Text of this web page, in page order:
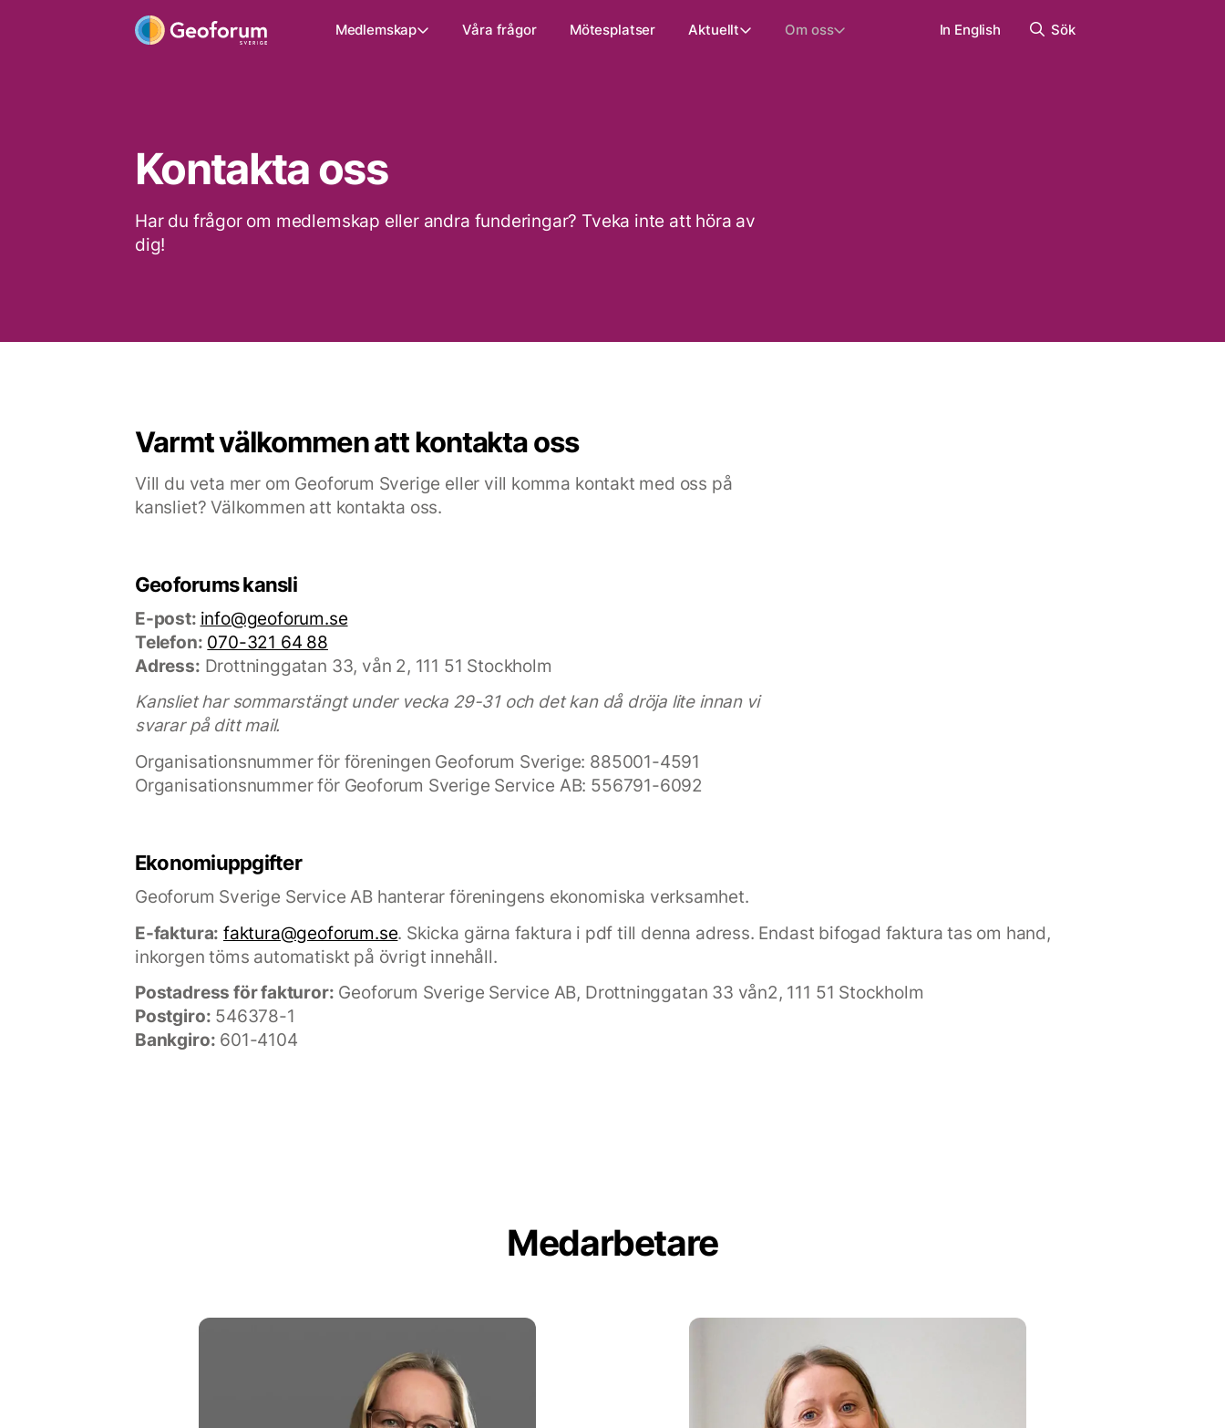
Medlemskap Våra frågor Mötesplatser Aktuellt Om oss In English Sök
Kontakta oss
Har du frågor om medlemskap eller andra funderingar? Tveka inte att höra av
dig!
Varmt välkommen att kontakta oss
Vill du veta mer om Geoforum Sverige eller vill komma kontakt med oss på
kansliet? Välkommen att kontakta oss.
Geoforums kansli
E-post: info@geoforum.se
Telefon: 070-321 64 88
Adress: Drottninggatan 33, vån 2, 111 51 Stockholm
Kansliet har sommarstängt under vecka 29-31 och det kan då dröja lite innan vi
svarar på ditt mail.
Organisationsnummer för föreningen Geoforum Sverige: 885001-4591
Organisationsnummer för Geoforum Sverige Service AB: 556791-6092
Ekonomiuppgifter
Geoforum Sverige Service AB hanterar föreningens ekonomiska verksamhet.
E-faktura: faktura@geoforum.se. Skicka gärna faktura i pdf till denna adress. Endast bifogad faktura tas om hand,
inkorgen töms automatiskt på övrigt innehåll.
Postadress för fakturor: Geoforum Sverige Service AB, Drottninggatan 33 vån2, 111 51 Stockholm
Postgiro: 546378-1
Bankgiro: 601-4104
Medarbetare